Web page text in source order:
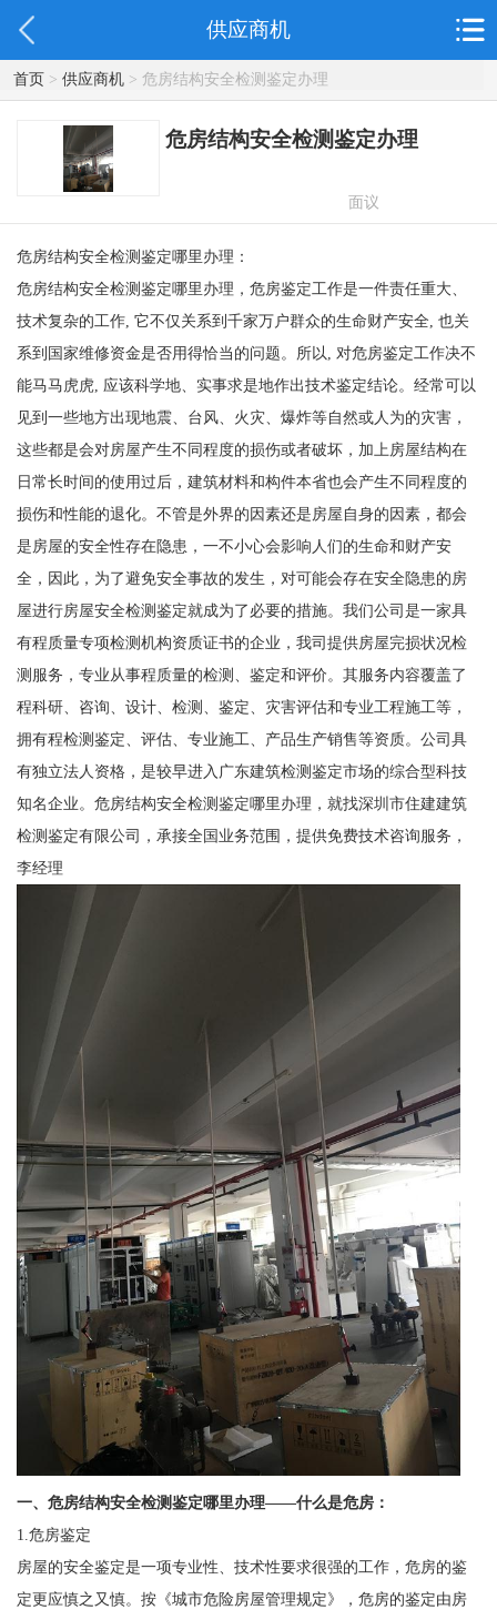
供应商机
首页> 供应商机> 危房结构安全检测鉴定办理
危房结构安全检测鉴定办理
面议
危房结构安全检测鉴定哪里办理：
危房结构安全检测鉴定哪里办理，危房鉴定工作是一件责任重大、
技术复杂的工作, 它不仅关系到千家万户群众的生命财产安全, 也关
系到国家维修资金是否用得恰当的问题。所以, 对危房鉴定工作决不
能马马虎虎, 应该科学地、实事求是地作出技术鉴定结论。经常可以
见到一些地方出现地震、台风、火灾、爆炸等自然或人为的灾害，
这些都是会对房屋产生不同程度的损伤或者破坏，加上房屋结构在
日常长时间的使用过后，建筑材料和构件本省也会产生不同程度的
损伤和性能的退化。不管是外界的因素还是房屋自身的因素，都会
是房屋的安全性存在隐患，一不小心会影响人们的生命和财产安
全，因此，为了避免安全事故的发生，对可能会存在安全隐患的房
屋进行房屋安全检测鉴定就成为了必要的措施。我们公司是一家具
有程质量专项检测机构资质证书的企业，我司提供房屋完损状况检
测服务，专业从事程质量的检测、鉴定和评价。其服务内容覆盖了
程科研、咨询、设计、检测、鉴定、灾害评估和专业工程施工等，
拥有程检测鉴定、评估、专业施工、产品生产销售等资质。公司具
有独立法人资格，是较早进入广东建筑检测鉴定市场的综合型科技
知名企业。危房结构安全检测鉴定哪里办理，就找深圳市住建建筑
检测鉴定有限公司，承接全国业务范围，提供免费技术咨询服务，
李经理
一、 危房结构安全检测鉴定哪里办理——什么是危房：
1.危房鉴定
房屋的安全鉴定是一项专业性、技术性要求很强的工作，危房的鉴
定更应慎之又慎。按《城市危险房屋管理规定》，危房的鉴定由房